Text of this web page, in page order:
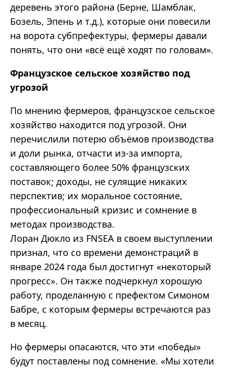
деревень этого района (Берне, Шамблак,
Бозель, Эпень и т.д.), которые они повесили
на ворота субпрефектуры, фермеры давали
понять, что они «всё ещё ходят по головам».
Французское сельское хозяйство под
угрозой
По мнению фермеров, французское сельское
хозяйство находится под угрозой. Они
перечислили потерю объёмов производства
и доли рынка, отчасти из-за импорта,
составляющего более 50% французских
поставок; доходы, не сулящие никаких
перспектив; их моральное состояние,
профессиональный кризис и сомнение в
методах производства.
Лоран Дюкло из FNSEA в своем выступлении
признал, что со времени демонстраций в
январе 2024 года был достигнут «некоторый
прогресс». Он также подчеркнул хорошую
работу, проделанную с префектом Симоном
Бабре, с которым фермеры встречаются раз
в месяц.
Но фермеры опасаются, что эти «победы»
будут поставлены под сомнение. «Мы хотели